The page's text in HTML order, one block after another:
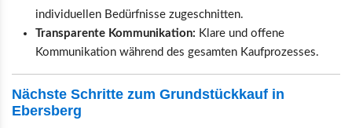
individuellen Bedürfnisse zugeschnitten.
Transparente Kommunikation: Klare und offene
Kommunikation während des gesamten Kaufprozesses.
Nächste Schritte zum Grundstückkauf in
Ebersberg